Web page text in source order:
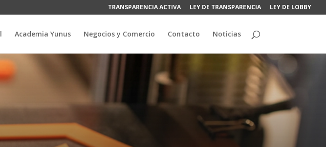
TRANSPARENCIA ACTIVA LEY DE TRANSPARENCIA LEY DE LOBBY
Academia Yunus Negocios y Comercio Contacto Noticias